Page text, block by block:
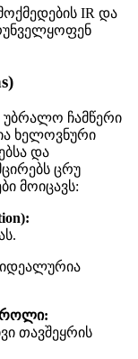
IR და
უბრალო ჩამწერი
ხელოვნური
და
ცრუ
მოიცავს:
იდეალურია
თავშეყრის